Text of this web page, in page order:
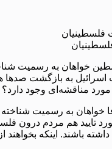
خواهان به رسمیت
اسرائیل به بازگشت صدها
مناقشه‌ای وجود دارد؟
خواهان به رسمیت
تایید هم مردم درون
داشته باشند. اینکه